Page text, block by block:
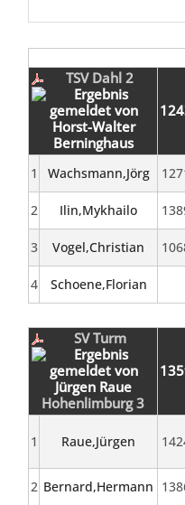
TSV Dahl 2
1 Wachsmann,Jörg
2 Ilin,Mykhailo
3 Vogel,Christian
4 Schoene,Florian
SV Turm
Hohenlimburg 3
1 Raue,Jürgen
2 Bernard,Hermann